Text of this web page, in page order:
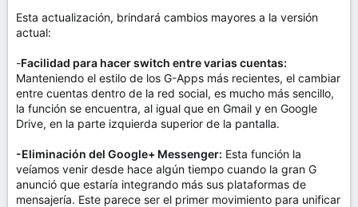
Esta actualización, brindará cambios mayores a la versión
actual:
-Facilidad para hacer switch entre varias cuentas:
Manteniendo el estilo de los G-Apps más recientes, el cambiar
entre cuentas dentro de la red social, es mucho más sencillo,
la función se encuentra, al igual que en Gmail y en Google
Drive, en la parte izquierda superior de la pantalla.
-Eliminación del Google+ Messenger: Esta función la
veíamos venir desde hace algún tiempo cuando la gran G
anunció que estaría integrando más sus plataformas de
mensajería. Este parece ser el primer movimiento para unificar